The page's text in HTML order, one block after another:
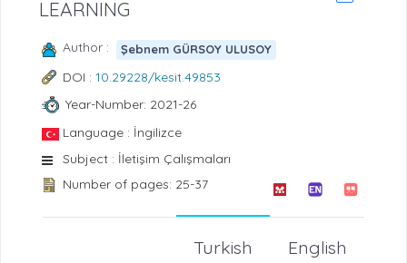
LEARNING
Author : Şebnem GÜRSOY ULUSOY
DOI : 10.29228/kesit.49853
Year-Number: 2021-26
Language : İngilizce
Subject : İletişim Çalışmaları
Number of pages: 25-37
English
Turkish